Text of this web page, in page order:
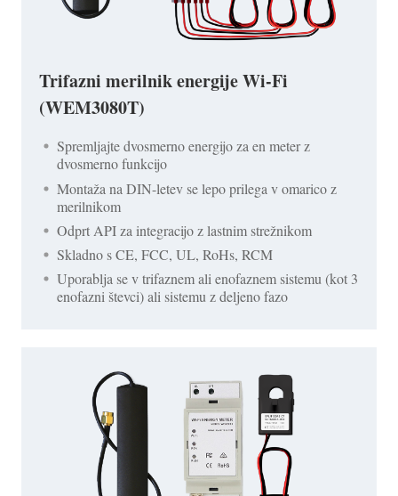
Trifazni merilnik energije Wi-Fi
(WEM3080T)
Spremljajte dvosmerno energijo za en meter z
dvosmerno funkcijo
Montaža na DIN-letev se lepo prilega v omarico z
merilnikom
Odprt API za integracijo z lastnim strežnikom
Skladno s CE, FCC, UL, RoHs, RCM
Uporablja se v trifaznem ali enofaznem sistemu (kot 3
enofazni števci) ali sistemu z deljeno fazo